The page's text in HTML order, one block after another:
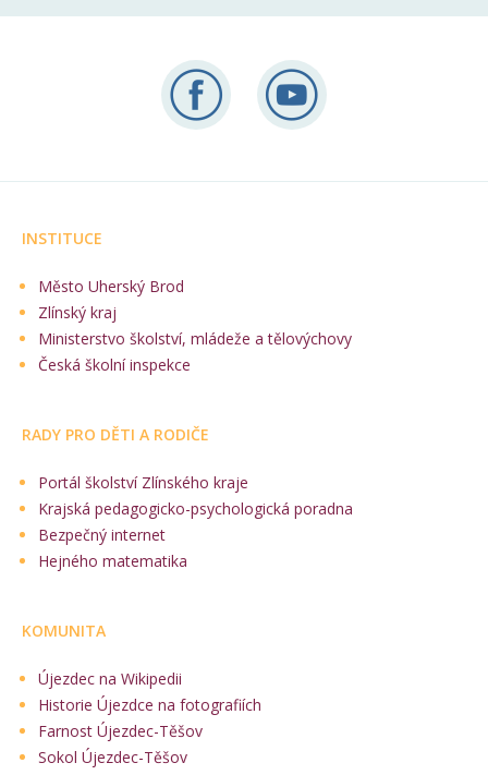
INSTITUCE
Město Uherský Brod
Zlínský kraj
Ministerstvo školství, mládeže a tělovýchovy
Česká školní inspekce
RADY PRO DĚTI A RODIČE
Portál školství Zlínského kraje
Krajská pedagogicko-psychologická poradna
Bezpečný internet
Hejného matematika
KOMUNITA
Újezdec na Wikipedii
Historie Újezdce na fotografiích
Farnost Újezdec-Těšov
Sokol Újezdec-Těšov